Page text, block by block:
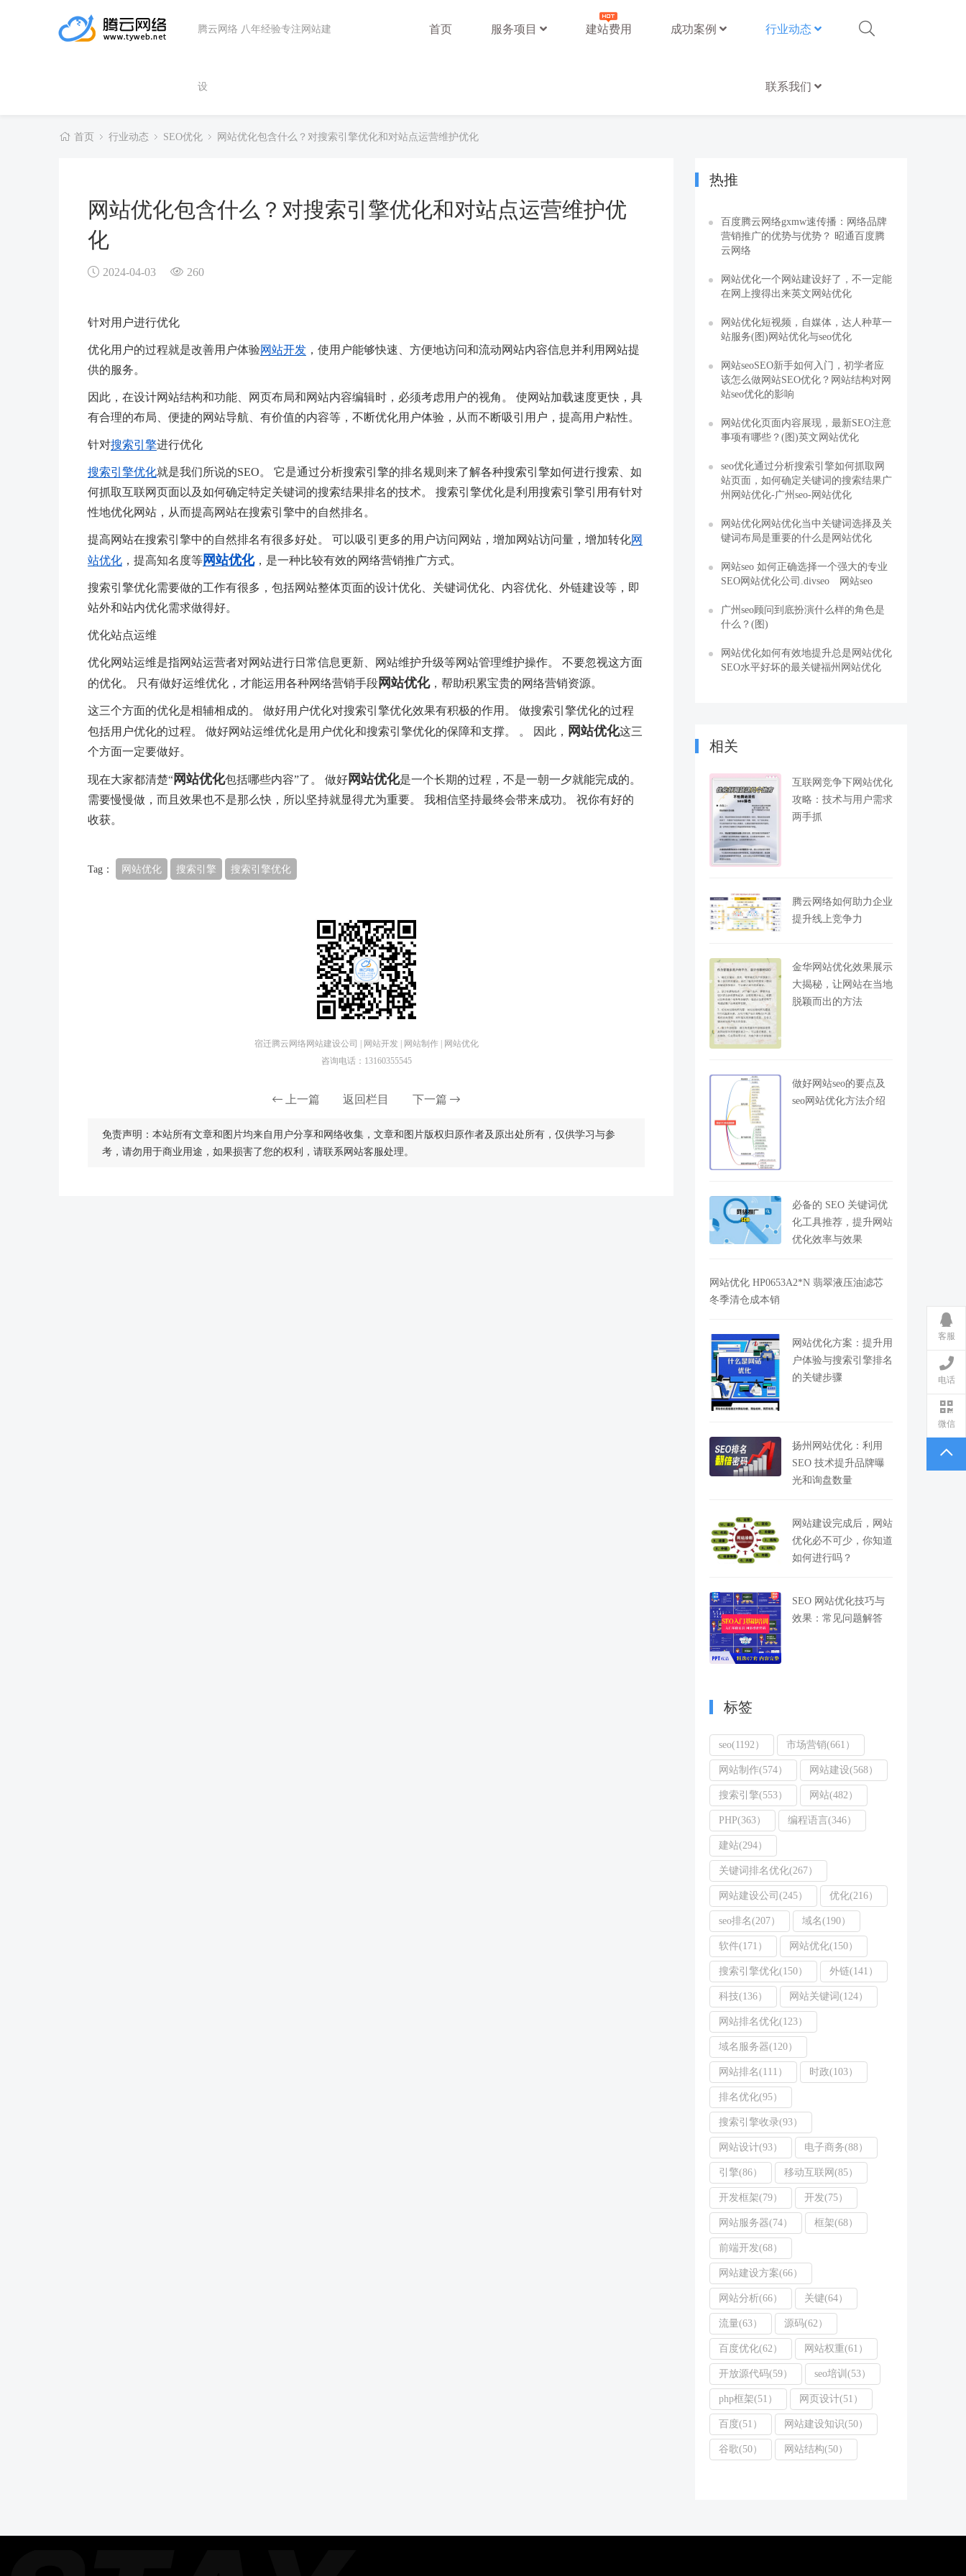
腾云网络 八年经验专注网站建
设
首页 服务项目 建站费用 成功案例 行业动态
联系我们
首页 行业动态 SEO优化 网站优化包含什么？对搜索引擎优化和对站点运营维护优化
网站优化包含什么？对搜索引擎优化和对站点运营维护优
化
2024-04-03 260
针对用户进行优化
优化用户的过程就是改善用户体验网站开发 ，使用户能够快速、方便地访问和流动网站内容信息并利用网站提
供的服务。
因此，在设计网站结构和功能、网页布局和网站内容编辑时，必须考虑用户的视角。 使网站加载速度更快，具
有合理的布局、便捷的网站导航、有价值的内容等，不断优化用户体验，从而不断吸引用户，提高用户粘性。
针对搜索引擎进行优化
搜索引擎优化就是我们所说的SEO。 它是通过分析搜索引擎的排名规则来了解各种搜索引擎如何进行搜索、如
何抓取互联网页面以及如何确定特定关键词的搜索结果排名的技术。 搜索引擎优化是利用搜索引擎引用有针对
性地优化网站，从而提高网站在搜索引擎中的自然排名。
提高网站在搜索引擎中的自然排名有很多好处。 可以吸引更多的用户访问网站，增加网站访问量，增加转化网
站优化 ，提高知名度等网站优化，是一种比较有效的网络营销推广方式。
搜索引擎优化需要做的工作有很多，包括网站整体页面的设计优化、关键词优化、内容优化、外链建设等，即
站外和站内优化需求做得好。
优化站点运维
优化网站运维是指网站运营者对网站进行日常信息更新、网站维护升级等网站管理维护操作。 不要忽视这方面
的优化。 只有做好运维优化，才能运用各种网络营销手段网站优化，帮助积累宝贵的网络营销资源。
这三个方面的优化是相辅相成的。 做好用户优化对搜索引擎优化效果有积极的作用。 做搜索引擎优化的过程
包括用户优化的过程。 做好网站运维优化是用户优化和搜索引擎优化的保障和支撑。 。 因此，
网站优化这三
个方面一定要做好。
现在大家都清楚“网站优化包括哪些内容”了。 做好网站优化是一个长期的过程，不是一朝一夕就能完成的。
需要慢慢做，而且效果也不是那么快，所以坚持就显得尤为重要。 我相信坚持最终会带来成功。 祝你有好的
收获。
Tag： 网站优化 搜索引擎 搜索引擎优化
宿迁腾云网络网站建设公司 | 网站开发 | 网站制作 | 网站优化
咨询电话：13160355545
上一篇 返回栏目 下一篇
免责声明：本站所有文章和图片均来自用户分享和网络收集，文章和图片版权归原作者及原出处所有，仅供学习与参
考，请勿用于商业用途，如果损害了您的权利，请联系网站客服处理。
热推
百度腾云网络gxmw速传播：网络品牌
营销推广的优势与优势？ 昭通百度腾
云网络
网站优化一个网站建设好了，不一定能
在网上搜得出来英文网站优化
网站优化短视频，自媒体，达人种草一
站服务(图)网站优化与seo优化
网站seoSEO新手如何入门，初学者应
该怎么做网站SEO优化？网站结构对网
站seo优化的影响
网站优化页面内容展现，最新SEO注意
事项有哪些？(图)英文网站优化
seo优化通过分析搜索引擎如何抓取网
站页面，如何确定关键词的搜索结果广
州网站优化-广州seo-网站优化
网站优化网站优化当中关键词选择及关
键词布局是重要的什么是网站优化
网站seo 如何正确选择一个强大的专业
SEO网站优化公司.divseo 网站seo
广州seo顾问到底扮演什么样的角色是
什么？(图)
网站优化如何有效地提升总是网站优化
SEO水平好坏的最关键福州网站优化
相关
互联网竞争下网站优化
攻略：技术与用户需求
两手抓
腾云网络如何助力企业
提升线上竞争力
金华网站优化效果展示
大揭秘，让网站在当地
脱颖而出的方法
做好网站seo的要点及
seo网站优化方法介绍
必备的 SEO 关键词优
化工具推荐，提升网站
优化效率与效果
网站优化 HP0653A2*N 翡翠液压油滤芯
冬季清仓成本销
网站优化方案：提升用
户体验与搜索引擎排名
的关键步骤
扬州网站优化：利用
SEO 技术提升品牌曝
光和询盘数量
网站建设完成后，网站
优化必不可少，你知道
如何进行吗？
SEO 网站优化技巧与
效果：常见问题解答
标签
seo(1192） 市场营销(661）
网站制作(574） 网站建设(568）
搜索引擎(553） 网站(482）
PHP(363） 编程语言(346）
建站(294）
关键词排名优化(267）
网站建设公司(245） 优化(216）
seo排名(207） 域名(190）
软件(171） 网站优化(150）
搜索引擎优化(150） 外链(141）
科技(136） 网站关键词(124）
网站排名优化(123）
域名服务器(120）
网站排名(111） 时政(103）
排名优化(95）
搜索引擎收录(93）
网站设计(93） 电子商务(88）
引擎(86） 移动互联网(85）
开发框架(79） 开发(75）
网站服务器(74） 框架(68）
前端开发(68）
网站建设方案(66）
网站分析(66） 关键(64）
流量(63） 源码(62）
百度优化(62） 网站权重(61）
开放源代码(59） seo培训(53）
php框架(51） 网页设计(51）
百度(51） 网站建设知识(50）
谷歌(50） 网站结构(50）
客服
电话
微信